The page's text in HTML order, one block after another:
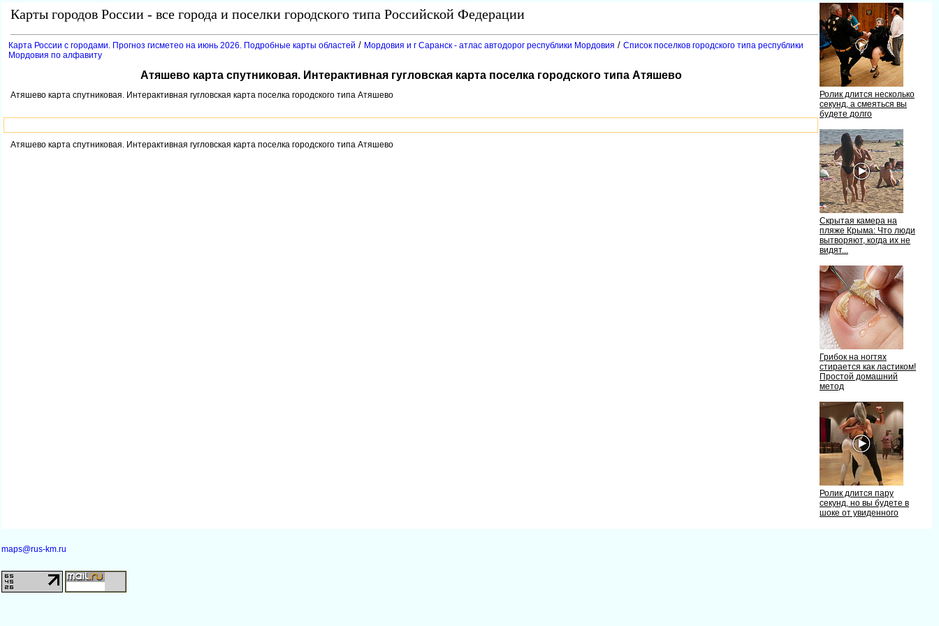
Ролик длится несколько
секунд, а смеяться вы
удете долго
Скрытая камера на
пляже Крыма: Что люди
ытворяют, когда их не
идят...
Грибок на ногтях
стирается как ластиком!
Простой домашний
метод
Ролик длится пару
секунд, но вы будете
шоке от увиденного
Карты городов России - все города и поселки городского типа Российской Федерации
Карта России с городами. Прогноз гисметео на июнь 2026. Подробные карты областей / Мордовия и г Саранск - атлас автодорог республики Мордовия / Список поселков городского типа республики
Мордовия по алфавиту
Атяшево карта спутниковая. Интерактивная гугловская карта поселка городского типа Атяшево
Атяшево карта спутниковая. Интерактивная гугловская карта поселка городского типа Атяшево
Атяшево карта спутниковая. Интерактивная гугловская карта поселка городского типа Атяшево
maps@rus-km.ru